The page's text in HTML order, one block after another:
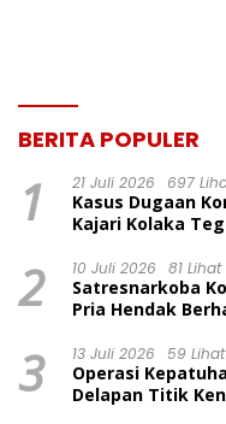
BERITA POPULER
1 21 Juli 2026 697
Kasus Dugaan
Kajari Kolaka
2 10 Juli 2026 81 Lihat
Satresnarkoba
Pria Hendak
3 13 Juli 2026 59 Lihat
Operasi
Delapan Titik